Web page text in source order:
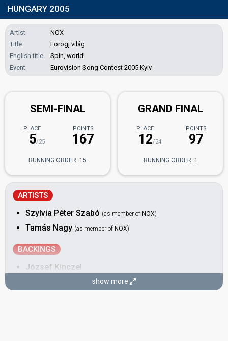
HUNGARY 2005
Artist
NOX
Title
Forogj világ
English title
Spin, world!
Event
Eurovision Song Contest 2005 Kyiv
SEMI-FINAL
PLACE
5/25
POINTS
167
RUNNING ORDER: 15
GRAND FINAL
PLACE
12/24
POINTS
97
RUNNING ORDER: 1
ARTISTS
Szylvia Péter Szabó (as member of NOX)
Tamás Nagy (as member of NOX)
BACKINGS
József Kinczel
show more